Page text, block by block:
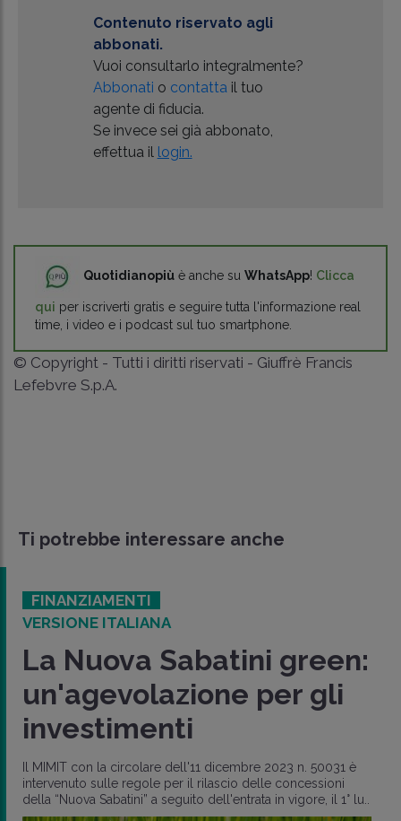
Contenuto riservato agli
abbonati.
Vuoi consultarlo integralmente?
Abbonati o contatta il tuo
agente di fiducia.
Se invece sei già abbonato,
effettua il login.
Quotidianopiù è anche su WhatsApp! Clicca
qui per iscriverti gratis e seguire tutta l'informazione real
time, i video e i podcast sul tuo smartphone.
© Copyright - Tutti i diritti riservati - Giuffrè Francis
Lefebvre S.p.A.
Ti potrebbe interessare anche
FINANZIAMENTI
VERSIONE ITALIANA
La Nuova Sabatini green:
un'agevolazione per gli
investimenti
Il MIMIT con la circolare dell'11 dicembre 2023 n. 50031 è
intervenuto sulle regole per il rilascio delle concessioni
della “Nuova Sabatini” a seguito dell'entrata in vigore, il 1° lu..